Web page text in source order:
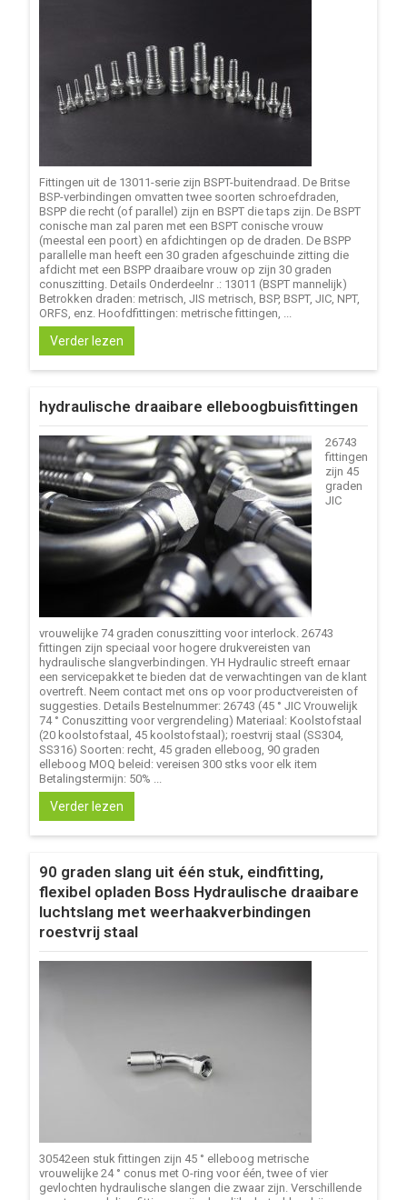
Fittingen uit de 13011-serie zijn BSPT-buitendraad. De Britse
BSP-verbindingen omvatten twee soorten schroefdraden,
BSPP die recht (of parallel) zijn en BSPT die taps zijn. De BSPT
conische man zal paren met een BSPT conische vrouw
(meestal een poort) en afdichtingen op de draden. De BSPP
parallelle man heeft een 30 graden afgeschuinde zitting die
afdicht met een BSPP draaibare vrouw op zijn 30 graden
conuszitting. Details Onderdeelnr .: 13011 (BSPT mannelijk)
Betrokken draden: metrisch, JIS metrisch, BSP, BSPT, JIC, NPT,
ORFS, enz. Hoofdfittingen: metrische fittingen, ...
Verder lezen
hydraulische draaibare elleboogbuisfittingen
26743
fittingen
zijn 45
graden
JIC
vrouwelijke 74 graden conuszitting voor interlock. 26743
fittingen zijn speciaal voor hogere drukvereisten van
hydraulische slangverbindingen. YH Hydraulic streeft ernaar
een servicepakket te bieden dat de verwachtingen van de klant
overtreft. Neem contact met ons op voor productvereisten of
suggesties. Details Bestelnummer: 26743 (45 ° JIC Vrouwelijk
74 ° Conuszitting voor vergrendeling) Materiaal: Koolstofstaal
(20 koolstofstaal, 45 koolstofstaal); roestvrij staal (SS304,
SS316) Soorten: recht, 45 graden elleboog, 90 graden
elleboog MOQ beleid: vereisen 300 stks voor elk item
Betalingstermijn: 50% ...
Verder lezen
90 graden slang uit één stuk, eindfitting,
flexibel opladen Boss Hydraulische draaibare
luchtslang met weerhaakverbindingen
roestvrij staal
30542een stuk fittingen zijn 45 ° elleboog metrische
vrouwelijke 24 ° conus met O-ring voor één, twee of vier
gevlochten hydraulische slangen die zwaar zijn. Verschillende